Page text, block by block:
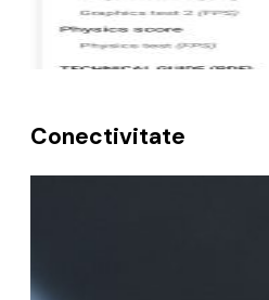
Conectivitate